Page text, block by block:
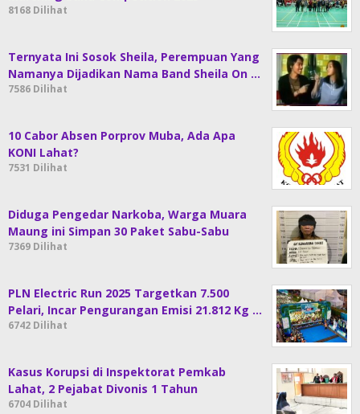
8168 Dilihat
Ternyata Ini Sosok Sheila, Perempuan Yang
Namanya Dijadikan Nama Band Sheila On …
7586 Dilihat
10 Cabor Absen Porprov Muba, Ada Apa
KONI Lahat?
7531 Dilihat
Diduga Pengedar Narkoba, Warga Muara
Maung ini Simpan 30 Paket Sabu-Sabu
7369 Dilihat
PLN Electric Run 2025 Targetkan 7.500
Pelari, Incar Pengurangan Emisi 21.812 Kg …
6742 Dilihat
Kasus Korupsi di Inspektorat Pemkab
Lahat, 2 Pejabat Divonis 1 Tahun
6704 Dilihat